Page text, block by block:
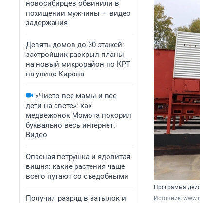
новосибирцев обвинили в
похищении мужчины — видео
задержания
Девять домов до 30 этажей:
застройщик раскрыл планы
на новый микрорайон по КРТ
на улице Кирова
«Чисто все мамы и все
дети на свете»: как
медвежонок Момота покорил
буквально весь интернет.
Видео
Опасная петрушка и ядовитая
вишня: какие растения чаще
всего путают со съедобными
Получил разряд в затылок и
Программа
Источник: